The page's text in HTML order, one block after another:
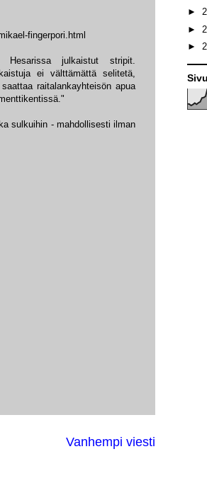
fingerpori.html
Hesarissa julkaistut stripit.
ei välttämättä selitetä,
raitalankayhteisön apua
sulkuihin - mahdollisesti ilman
Vanhempi viesti
►
►
►